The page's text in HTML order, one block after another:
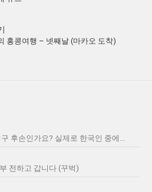
홍콩여행 – 넷째날 (마카오 도착)
후손인가요? 실제로 한국인 중에...
전하고 갑니다 (꾸벅)